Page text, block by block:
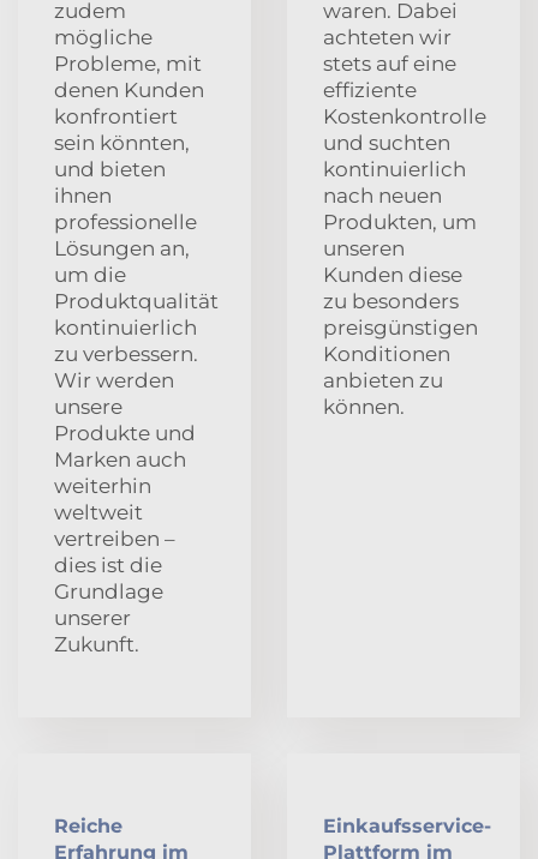
zudem
mögliche
Probleme, mit
denen Kunden
konfrontiert
sein könnten,
und bieten
ihnen
professionelle
Lösungen an,
um die
Produktqualität
kontinuierlich
zu verbessern.
Wir werden
unsere
Produkte und
Marken auch
weiterhin
weltweit
vertreiben –
dies ist die
Grundlage
unserer
Zukunft.
waren. Dabei
achteten wir
stets auf eine
effiziente
Kostenkontrolle
und suchten
kontinuierlich
nach neuen
Produkten, um
unseren
Kunden diese
zu besonders
preisgünstigen
Konditionen
anbieten zu
können.
Reiche
Erfahrung im
Einkaufsservice-
Plattform im